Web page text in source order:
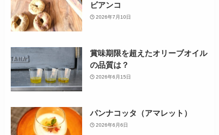
ビアンコ
2026年7月10日
賞味期限を超えたオリーブオイル
の品質は？
2026年6月15日
パンナコッタ（アマレット）
2026年6月6日